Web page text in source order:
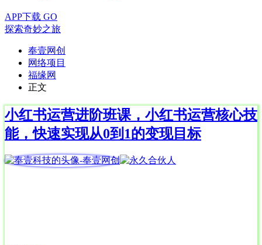
APP下载 GO
探索奇妙之旅
奉壹网创
网络项目
福缘网
正文
小红书运营进阶班课，小红书运营核心技
能，快速实现从0到1的变现目标